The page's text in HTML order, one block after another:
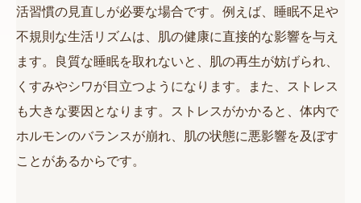
活習慣の見直しが必要な場合です。例えば、睡眠不足や
不規則な生活リズムは、肌の健康に直接的な影響を与え
ます。良質な睡眠を取れないと、肌の再生が妨げられ、
くすみやシワが目立つようになります。また、ストレス
も大きな要因となります。ストレスがかかると、体内で
ホルモンのバランスが崩れ、肌の状態に悪影響を及ぼす
ことがあるからです。